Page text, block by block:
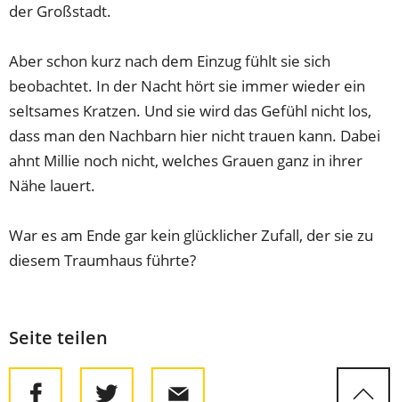
der Großstadt.
Aber schon kurz nach dem Einzug fühlt sie sich
beobachtet. In der Nacht hört sie immer wieder ein
seltsames Kratzen. Und sie wird das Gefühl nicht los,
dass man den Nachbarn hier nicht trauen kann. Dabei
ahnt Millie noch nicht, welches Grauen ganz in ihrer
Nähe lauert.
War es am Ende gar kein glücklicher Zufall, der sie zu
diesem Traumhaus führte?
Seite teilen